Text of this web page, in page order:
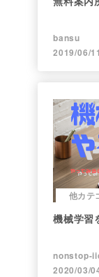
bansu
2019/06/11
他カテ
機械学習
nonstop-
2020/03/